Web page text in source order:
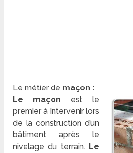
Le métier de maçon :
Le maçon est le
premier à intervenir lors
de la construction d’un
bâtiment après le
nivelage du terrain. Le